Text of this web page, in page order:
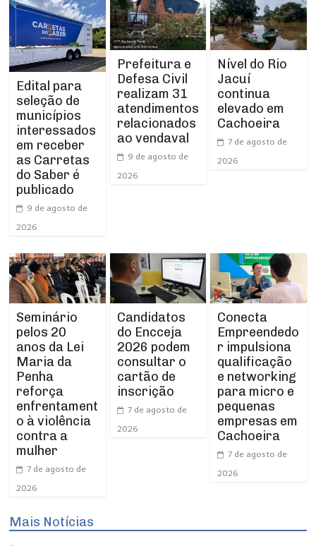
Edital para
seleção de
municípios
interessados
em receber
as Carretas
do Saber é
publicado
9 de agosto de
2026
Prefeitura e
Defesa Civil
realizam 31
atendimentos
relacionados
ao vendaval
9 de agosto de
2026
Nível do Rio
Jacuí
continua
elevado em
Cachoeira
7 de agosto de
2026
Seminário
pelos 20
anos da Lei
Maria da
Penha
reforça
enfrentament
o à violência
contra a
mulher
7 de agosto de
2026
Candidatos
do Encceja
2026 podem
consultar o
cartão de
inscrição
7 de agosto de
2026
Conecta
Empreendedo
r impulsiona
qualificação
e networking
para micro e
pequenas
empresas em
Cachoeira
7 de agosto de
2026
Mais Notícias